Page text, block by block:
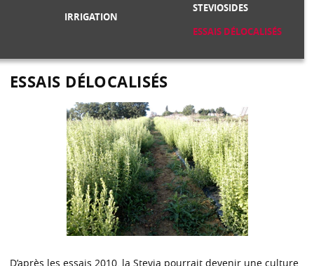
IRRIGATION
STEVIOSIDES
ESSAIS DÉLOCALISÉS
ESSAIS DÉLOCALISÉS
D’après les essais 2010, la Stevia pourrait devenir une culture